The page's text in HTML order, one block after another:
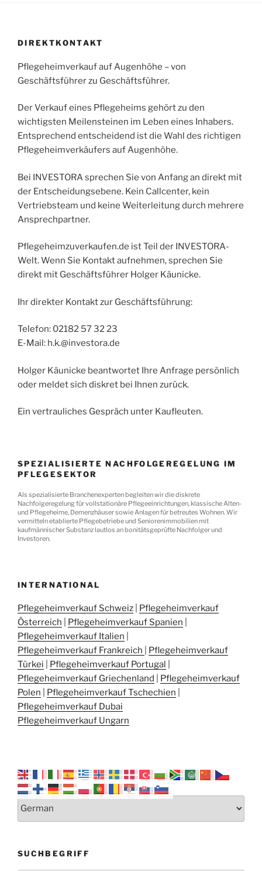
DIREKTKONTAKT
Pflegeheimverkauf auf Augenhöhe – von
Geschäftsführer zu Geschäftsführer.
Der Verkauf eines Pflegeheims gehört zu den
wichtigsten Meilensteinen im Leben eines Inhabers.
Entsprechend entscheidend ist die Wahl des richtigen
Pflegeheimverkäufers auf Augenhöhe.
Bei INVESTORA sprechen Sie von Anfang an direkt mit
der Entscheidungsebene. Kein Callcenter, kein
Vertriebsteam und keine Weiterleitung durch mehrere
Ansprechpartner.
Pflegeheimzuverkaufen.de ist Teil der INVESTORA-
Welt. Wenn Sie Kontakt aufnehmen, sprechen Sie
direkt mit Geschäftsführer Holger Käunicke.
Ihr direkter Kontakt zur Geschäftsführung:
Telefon: 02182 57 32 23
E-Mail: h.k.@investora.de
Holger Käunicke beantwortet Ihre Anfrage persönlich
oder meldet sich diskret bei Ihnen zurück.
Ein vertrauliches Gespräch unter Kaufleuten.
SPEZIALISIERTE NACHFOLGEREGELUNG IM
PFLEGESEKTOR
Als spezialisierte Branchenexperten begleiten wir die diskrete
Nachfolgeregelung für vollstationäre Pflegeeinrichtungen, klassische Alten-
und Pflegeheime, Demenzhäuser sowie Anlagen für betreutes Wohnen. Wir
vermitteln etablierte Pflegebetriebe und Seniorenimmobilien mit
kaufmännischer Substanz lautlos an bonitätsgeprüfte Nachfolger und
Investoren.
INTERNATIONAL
Pflegeheimverkauf Schweiz
Pflegeheimverkauf
Österreich
Pflegeheimverkauf Spanien
Pflegeheimverkauf Italien
Pflegeheimverkauf Frankreich
Pflegeheimverkauf
Türkei
Pflegeheimverkauf Portugal
Pflegeheimverkauf Griechenland
Pflegeheimverkauf
Polen
Pflegeheimverkauf Tschechien
Pflegeheimverkauf Dubai
Pflegeheimverkauf Ungarn
SUCHBEGRIFF